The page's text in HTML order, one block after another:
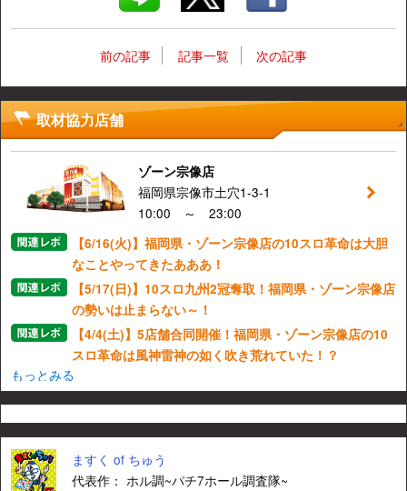
前の記事 記事一覧 次の記事
取材協力店舗
ゾーン宗像店
福岡県宗像市土穴1-3-1
10:00 ～ 23:00
【6/16(火)】福岡県・ゾーン宗像店の10スロ革命は大胆
なことやってきたあああ！
【5/17(日)】10スロ九州2冠奪取！福岡県・ゾーン宗像店
の勢いは止まらない～！
【4/4(土)】5店舗合同開催！福岡県・ゾーン宗像店の10
スロ革命は風神雷神の如く吹き荒れていた！？
もっとみる
ますく of ちゅう
代表作： ホル調~パチ7ホール調査隊~